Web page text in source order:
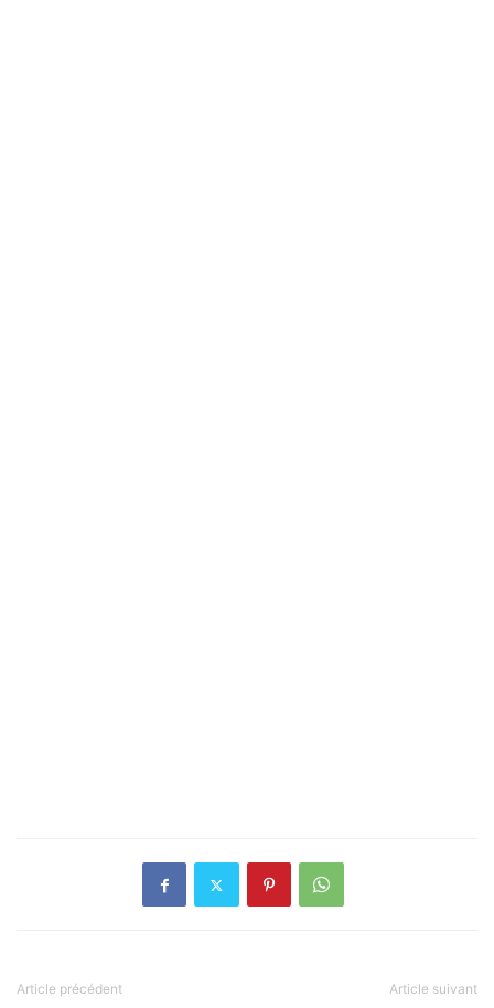
Article précédent Article suivant